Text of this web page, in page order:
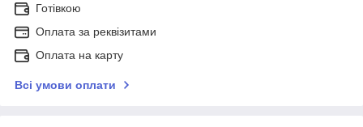
Готівкою
Оплата за реквізитами
Оплата на карту
Всі умови оплати